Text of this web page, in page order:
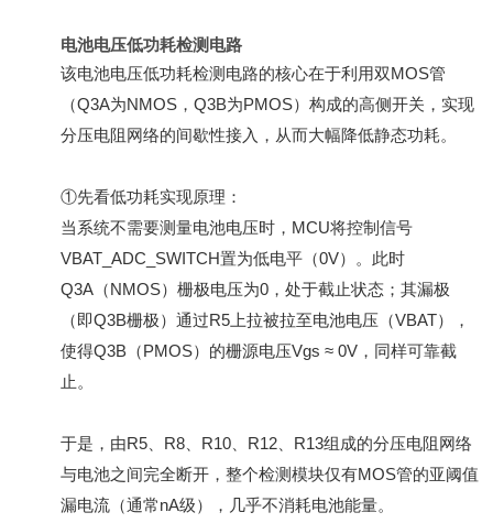
电池电压低功耗检测电路
该电池电压低功耗检测电路的核心在于利用双MOS管
（Q3A为NMOS，Q3B为PMOS）构成的高侧开关，实现
分压电阻网络的间歇性接入，从而大幅降低静态功耗。
①先看低功耗实现原理：
当系统不需要测量电池电压时，MCU将控制信号
VBAT_ADC_SWITCH置为低电平（0V）。此时
Q3A（NMOS）栅极电压为0，处于截止状态；其漏极
（即Q3B栅极）通过R5上拉被拉至电池电压（VBAT），
使得Q3B（PMOS）的栅源电压Vgs ≈ 0V，同样可靠截
止。
于是，由R5、R8、R10、R12、R13组成的分压电阻网络
与电池之间完全断开，整个检测模块仅有MOS管的亚阈值
漏电流（通常nA级），几乎不消耗电池能量。